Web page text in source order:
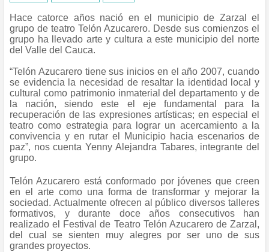
Hace catorce años nació en el municipio de Zarzal el
grupo de teatro Telón Azucarero. Desde sus comienzos el
grupo ha llevado arte y cultura a este municipio del norte
del Valle del Cauca.
“Telón Azucarero tiene sus inicios en el año 2007, cuando
se evidencia la necesidad de resaltar la identidad local y
cultural como patrimonio inmaterial del departamento y de
la nación, siendo este el eje fundamental para la
recuperación de las expresiones artísticas; en especial el
teatro como estrategia para lograr un acercamiento a la
convivencia y en rutar el Municipio hacia escenarios de
paz”, nos cuenta Yenny Alejandra Tabares, integrante del
grupo.
Telón Azucarero está conformado por jóvenes que creen
en el arte como una forma de transformar y mejorar la
sociedad. Actualmente ofrecen al público diversos talleres
formativos, y durante doce años consecutivos han
realizado el Festival de Teatro Telón Azucarero de Zarzal,
del cual se sienten muy alegres por ser uno de sus
grandes proyectos.